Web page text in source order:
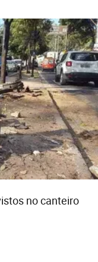
no canteiro